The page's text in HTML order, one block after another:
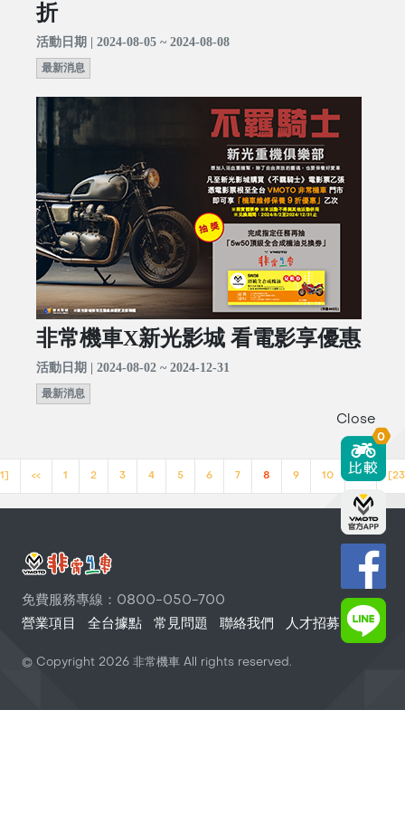
折
活動日期 | 2024-08-05 ~ 2024-08-08
最新消息
非常機車X新光影城 看電影享優惠
活動日期 | 2024-08-02 ~ 2024-12-31
最新消息
<< 1 2 3 4 5 6 7 8 9 10 >>
免費服務專線：0800-050-700
營業項目
全台據點 常見問題 聯絡我們 人才招募
© Copyright 2026 非常機車 All rights reserved.
Close
0